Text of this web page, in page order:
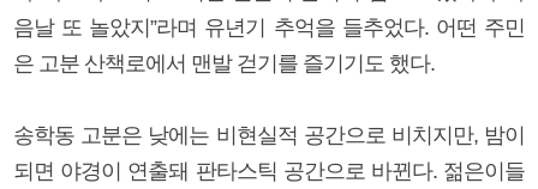
음날 또 놀았지”라며 유년기 추억을 들추었다. 어떤 주민
은 고분 산책로에서 맨발 걷기를 즐기기도 했다.
송학동 고분은 낮에는 비현실적 공간으로 비치지만, 밤이
되면 야경이 연출돼 판타스틱 공간으로 바뀐다. 젊은이들